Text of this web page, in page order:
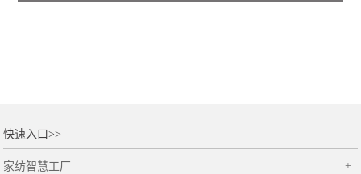
快速入口>>
家纺智慧工厂